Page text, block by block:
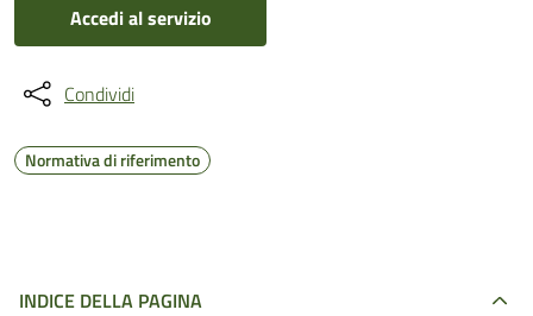
Accedi al servizio
Condividi
Normativa di riferimento
INDICE DELLA PAGINA